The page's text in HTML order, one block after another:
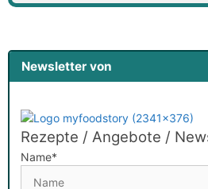
Newsletter von
Rezepte / Angebote /
Name*